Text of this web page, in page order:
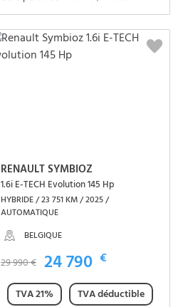
Voir le véhicule
RENAULT SYMBIOZ
1.6i E-TECH Evolution 145 Hp
HYBRIDE / 23 751 KM / 2025 /
AUTOMATIQUE
BELGIQUE
29 990 € 24 790 €
TVA 21%
TVA déductible